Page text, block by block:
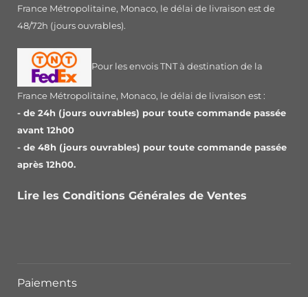
France Métropolitaine, Monaco, le délai de livraison est de
48/72h (jours ouvrables).
Pour les envois TNT à destination de la
France Métropolitaine, Monaco, le délai de livraison est :
- de 24h (jours ouvrables) pour toute commande passée
avant 12h00
- de 48h (jours ouvrables) pour toute commande passée
après 12h00.
Lire les Conditions Générales de Ventes
Paiements